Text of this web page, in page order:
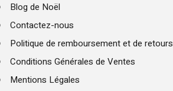
Blog de Noël
Contactez-nous
Politique de remboursement et de retours
Conditions Générales de Ventes
Mentions Légales